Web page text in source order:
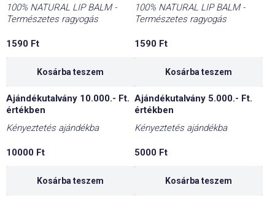
100% NATURAL LIP BALM -
Természetes ragyogás
1590 Ft
Kosárba teszem
100% NATURAL LIP BALM -
Természetes ragyogás
1590 Ft
Kosárba teszem
Ajándékutalvány 10.000.- Ft.
értékben
Kényeztetés ajándékba
10000 Ft
Kosárba teszem
Ajándékutalvány 5.000.- Ft.
értékben
Kényeztetés ajándékba
5000 Ft
Kosárba teszem